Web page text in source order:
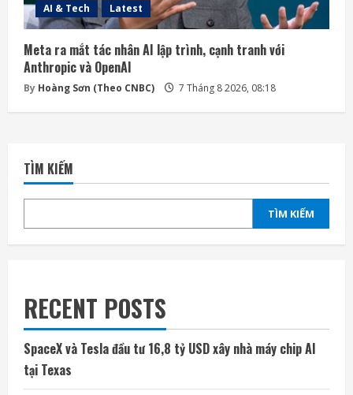
AI & Tech Latest
Meta ra mắt tác nhân AI lập trình, cạnh tranh với
Anthropic và OpenAI
By Hoàng Sơn (Theo CNBC) 7 Tháng 8 2026, 08:18
TÌM KIẾM
TÌM KIẾM
RECENT POSTS
SpaceX và Tesla đầu tư 16,8 tỷ USD xây nhà máy chip AI
tại Texas